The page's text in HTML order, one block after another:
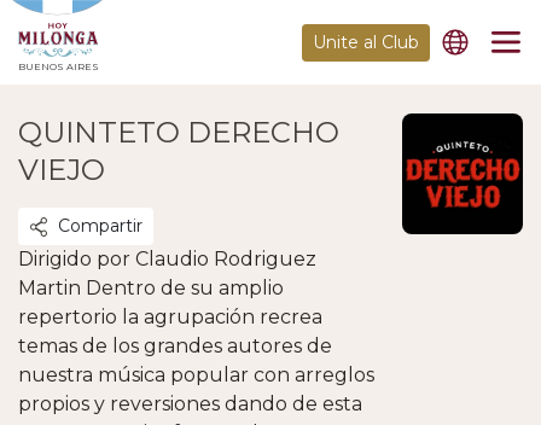
BUENOS AIRES
Unite al Club
QUINTETO DERECHO
VIEJO
Compartir
Dirigido por Claudio Rodriguez
Martin Dentro de su amplio
repertorio la agrupación recrea
temas de los grandes autores de
nuestra música popular con arreglos
propios y reversiones dando de esta